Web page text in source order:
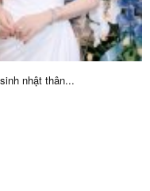
nhật thân...